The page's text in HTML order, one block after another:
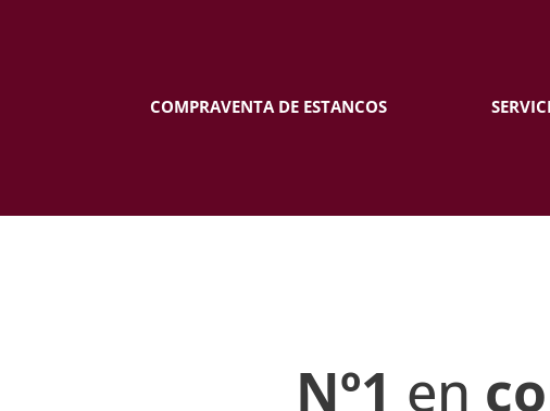
COMPRAVENTA DE ESTANCOS
Nº1 en